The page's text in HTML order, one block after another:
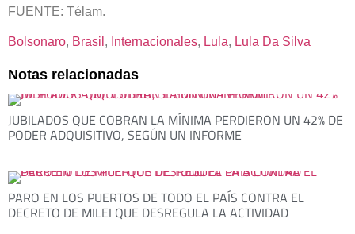
FUENTE: Télam.
Bolsonaro, Brasil , Internacionales, Lula, Lula Da Silva
Notas relacionadas
JUBILADOS QUE COBRAN LA MÍNIMA PERDIERON UN 42% DE
PODER ADQUISITIVO, SEGÚN UN INFORME
PARO EN LOS PUERTOS DE TODO EL PAÍS CONTRA EL
DECRETO DE MILEI QUE DESREGULA LA ACTIVIDAD